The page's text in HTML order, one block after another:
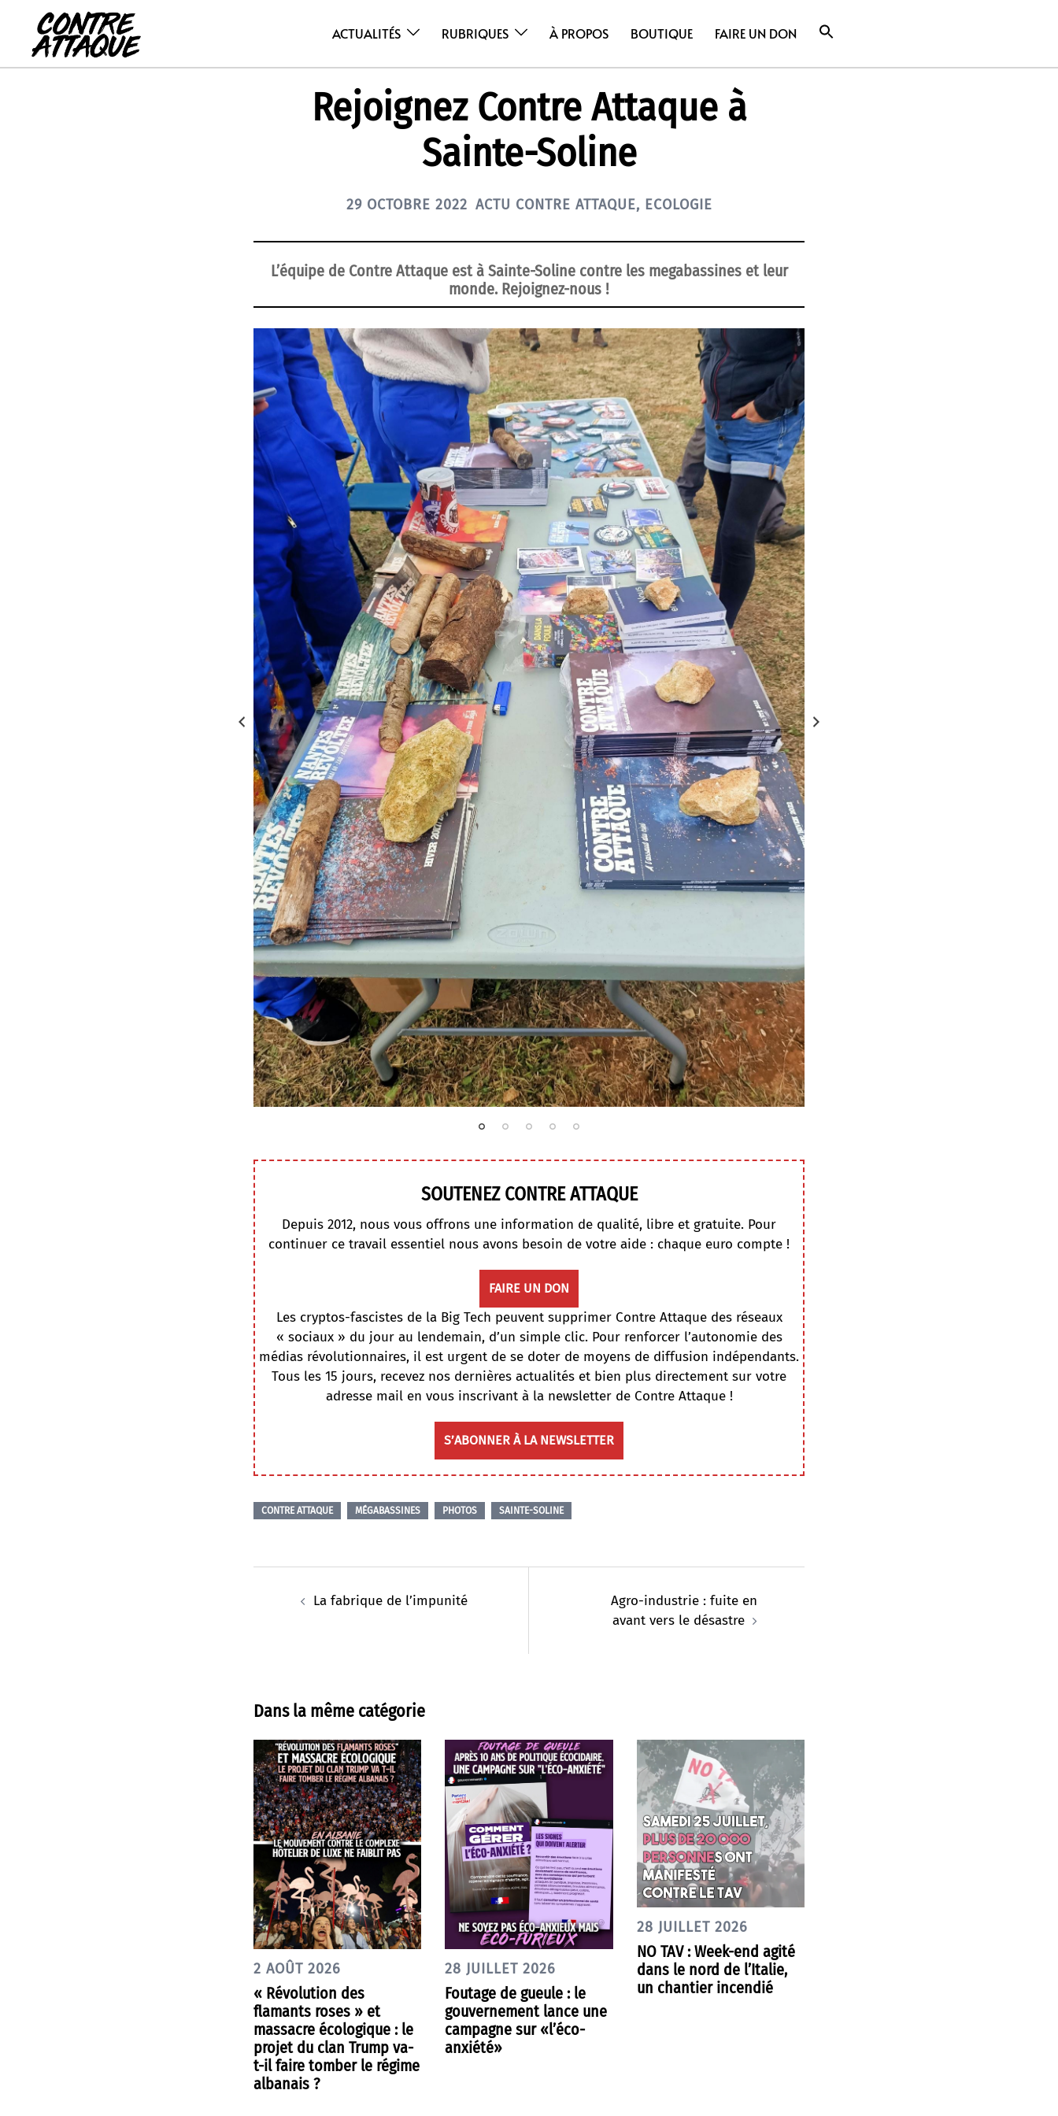
contenu
ACTUALITÉS RUBRIQUES À PROPOS BOUTIQUE FAIRE UN DON
Rejoignez Contre Attaque à
Sainte-Soline
29 OCTOBRE 2022 ACTU CONTRE ATTAQUE, ECOLOGIE
L’équipe de Contre Attaque est à Sainte-Soline contre les megabassines et leur
monde. Rejoignez-nous !
SOUTENEZ CONTRE ATTAQUE
Depuis 2012, nous vous offrons une information de qualité, libre et gratuite. Pour
continuer ce travail essentiel nous avons besoin de votre aide : chaque euro compte !
FAIRE UN DON
Les cryptos-fascistes de la Big Tech peuvent supprimer Contre Attaque des réseaux
« sociaux » du jour au lendemain, d’un simple clic. Pour renforcer l’autonomie des
médias révolutionnaires, il est urgent de se doter de moyens de diffusion indépendants.
Tous les 15 jours, recevez nos dernières actualités et bien plus directement sur votre
adresse mail en vous inscrivant à la newsletter de Contre Attaque !
S’ABONNER À LA NEWSLETTER
CONTRE ATTAQUE MÉGABASSINES PHOTOS SAINTE-SOLINE
d’articleLa fabrique de l’impunité
Agro-industrie : fuite en
avant vers le désastre
Dans la même catégorie
2 AOÛT 2026
« Révolution des
flamants roses » et
massacre écologique : le
projet du clan Trump va-
t-il faire tomber le régime
albanais ?
28 JUILLET 2026
Foutage de gueule : le
gouvernement lance une
campagne sur «l’éco-
anxiété»
28 JUILLET 2026
NO TAV : Week-end agité
dans le nord de l’Italie,
un chantier incendié